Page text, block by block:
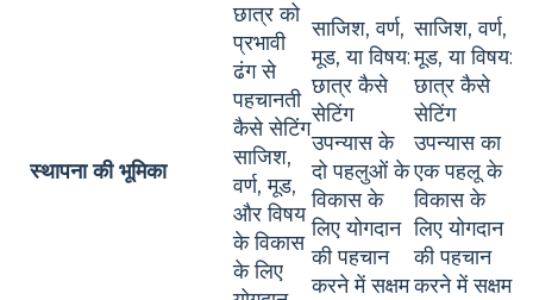
स्थापना की भूमिका
छात्र को
प्रभावी
ढंग से
पहचानती
कैसे सेटिंग
साजिश,
वर्ण, मूड,
और विषय
के विकास
के लिए
साजिश, वर्ण,
मूड, या विषय:
छात्र कैसे
सेटिंग
उपन्यास के
दो पहलुओं के
विकास के
लिए योगदान
की पहचान
करने में सक्षम
साजिश, वर्ण,
मूड, या विषय:
छात्र कैसे
सेटिंग
उपन्यास का
एक पहलू के
विकास के
लिए योगदान
की पहचान
करने में सक्षम